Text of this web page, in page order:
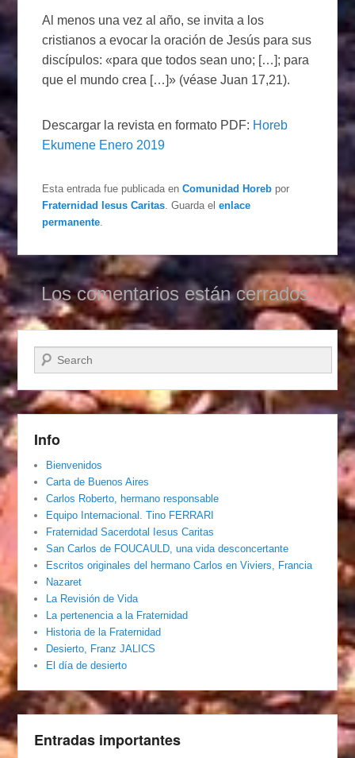
Al menos una vez al año, se invita a los
cristianos a evocar la oración de Jesús para sus
discípulos: «para que todos sean uno; […]; para
que el mundo crea […]» (véase Juan 17,21).
Descargar la revista en formato PDF: Horeb
Ekumene Enero 2019
Esta entrada fue publicada enComunidad Horeb por
Fraternidad Iesus Caritas . Guarda elenlace
permanente
Los comentarios están cerrados.
Buscar
Info
Bienvenidos
Carta de Buenos Aires
Carlos Roberto, hermano responsable
Equipo Internacional. Tino FERRARI
Fraternidad Sacerdotal Iesus Caritas
San Carlos de FOUCAULD, una vida desconcertante
Escritos originales del hermano Carlos en Viviers, Francia
Nazaret
La Revisión de Vida
La pertenencia a la Fraternidad
Historia de la Fraternidad
Desierto, Franz JALICS
El día de desierto
Entradas importantes